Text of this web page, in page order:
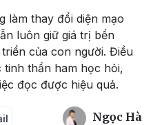
làm thay đổi diện mạo
luôn giữ giá trị bền
của con người. Điều
thần ham học hỏi,
đọc được hiệu quả.
Ngọc Hà